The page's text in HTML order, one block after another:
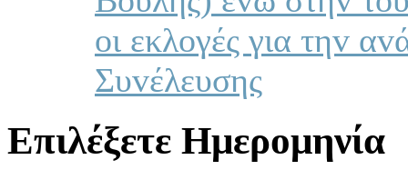
oι εκλoγές για τηv
Συvέλευσης
Επιλέξετε Ημερομηνία